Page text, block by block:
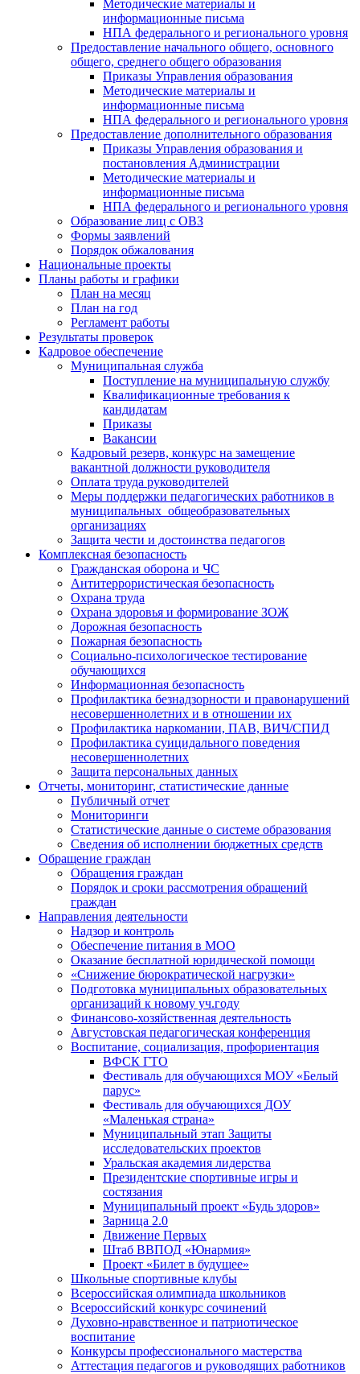
Методические материалы и
информационные письма
НПА федерального и регионального уровня
Предоставление начального общего, основного
общего, среднего общего образования
Приказы Управления образования
Методические материалы и
информационные письма
НПА федерального и регионального уровня
Предоставление дополнительного образования
Приказы Управления образования и
постановления Администрации
Методические материалы и
информационные письма
НПА федерального и регионального уровня
Образование лиц с ОВЗ
Формы заявлений
Порядок обжалования
Национальные проекты
Планы работы и графики
План на месяц
План на год
Регламент работы
Результаты проверок
Кадровое обеспечение
Муниципальная служба
Поступление на муниципальную службу
Квалификационные требования к
кандидатам
Приказы
Вакансии
Кадровый резерв, конкурс на замещение
вакантной должности руководителя
Оплата труда руководителей
Меры поддержки педагогических работников в
муниципальных общеобразовательных
организациях
Защита чести и достоинства педагогов
Комплексная безопасность
Гражданская оборона и ЧС
Антитеррористическая безопасность
Охрана труда
Охрана здоровья и формирование ЗОЖ
Дорожная безопасность
Пожарная безопасность
Социально-психологическое тестирование
обучающихся
Информационная безопасность
Профилактика безнадзорности и правонарушений
несовершеннолетних и в отношении их
Профилактика наркомании, ПАВ, ВИЧ/СПИД
Профилактика суицидального поведения
несовершеннолетних
Защита персональных данных
Отчеты, мониторинг, статистические данные
Публичный отчет
Мониторинги
Статистические данные о системе образования
Сведения об исполнении бюджетных средств
Обращение граждан
Обращения граждан
Порядок и сроки рассмотрения обращений
граждан
Направления деятельности
Надзор и контроль
Обеспечение питания в МОО
Оказание бесплатной юридической помощи
«Снижение бюрократической нагрузки»
Подготовка муниципальных образовательных
организаций к новому уч.году
Финансово-хозяйственная деятельность
Августовская педагогическая конференция
Воспитание, социализация, профориентация
ВФСК ГТО
Фестиваль для обучающихся МОУ «Белый
парус»
Фестиваль для обучающихся ДОУ
«Маленькая страна»
Муниципальный этап Защиты
исследовательских проектов
Уральская академия лидерства
Президентские спортивные игры и
состязания
Муниципальный проект «Будь здоров»
Зарница 2.0
Движение Первых
Штаб ВВПОД «Юнармия»
Проект «Билет в будущее»
Школьные спортивные клубы
Всероссийская олимпиада школьников
Всероссийский конкурс сочинений
Духовно-нравственное и патриотическое
воспитание
Конкурсы профессионального мастерства
Аттестация педагогов и руководящих работников